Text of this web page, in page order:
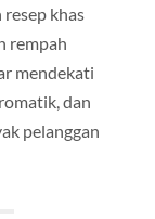
khas
rempah
mendekati
dan
pelanggan